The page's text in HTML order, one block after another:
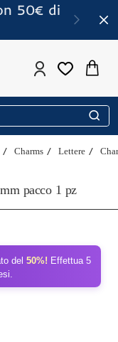
50€ di
pacco 1 pz
Charms Lettere
del 50%! Effettua 5